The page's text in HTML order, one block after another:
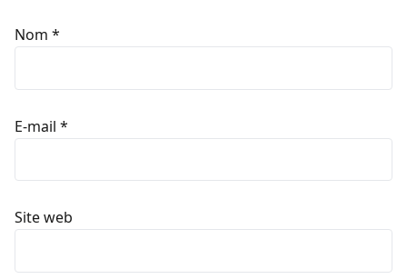
Nom *
E-mail *
Site web